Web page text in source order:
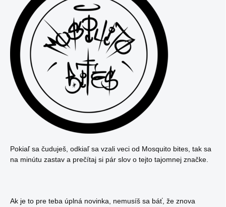
Pokiaľ sa čuduješ, odkiaľ sa vzali veci od Mosquito bites, tak sa
na minútu zastav a prečítaj si pár slov o tejto tajomnej značke.
Ak je to pre teba úplná novinka, nemusíš sa báť, že znova